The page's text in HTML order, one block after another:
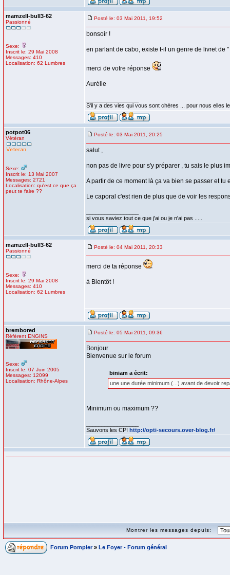
mamzell-bull3-62
Passionné
Sexe:
Inscrit le: 29 Mai 2008
Messages: 410
Localisation: 62 Lumbres
Posté le: 03 Mai 2011, 19:52
bonsoir !
en parlant de cabo, existe t-il un genre de livret de
merci de votre réponse
Aurélie
S'il y a des vies qui vous sont chères ... pour nous elles
potpot06
Vétéran
Sexe:
Inscrit le: 13 Mai 2007
Messages: 2721
Localisation: qu'est ce que ça
peut te faire ??
Posté le: 03 Mai 2011, 20:25
salut ,
non pas de livre pour s'y préparer , tu sais le plus
A partir de ce moment là ça va bien se passer et tu
Le caporal c'est rien de plus que de voir les
si vous saviez tout ce que j'ai ou je n'ai pas .....
mamzell-bull3-62
Passionné
Sexe:
Inscrit le: 29 Mai 2008
Messages: 410
Localisation: 62 Lumbres
Posté le: 04 Mai 2011, 20:33
merci de ta réponse
à Bientôt !
brembored
Référent ENGINS
Sexe:
Inscrit le: 07 Juin 2005
Messages: 12099
Localisation: Rhône-Alpes
Posté le: 05 Mai 2011, 09:36
Bonjour
Bienvenue sur le forum
biniam a écrit:
une une durée minimum (...) avant de devoir
Minimum ou maximum ??
Sauvons les CPI http://opti-secours.over-blog.fr/
Montrer les messages depuis:
Forum Pompier » Le Foyer - Forum général